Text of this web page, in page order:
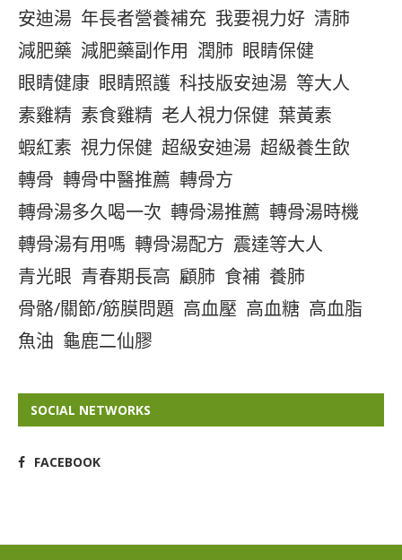
安迪湯 年長者營養補充 我要視力好 清肺
減肥藥 減肥藥副作用 潤肺 眼睛保健
眼睛健康 眼睛照護 科技版安迪湯 等大人
素雞精 素食雞精 老人視力保健 葉黃素
蝦紅素 視力保健 超級安迪湯 超級養生飲
轉骨 轉骨中醫推薦 轉骨方
轉骨湯多久喝一次 轉骨湯推薦 轉骨湯時機
轉骨湯有用嗎 轉骨湯配方 震達等大人
青光眼 青春期長高 顧肺 食補 養肺
骨骼/關節/筋膜問題 高血壓 高血糖 高血脂
魚油 龜鹿二仙膠
SOCIAL NETWORKS
FACEBOOK